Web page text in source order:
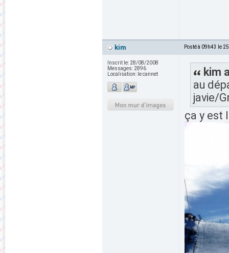
kim Posté à 09h43 le
Inscrit le: 28/08/2008
Messages: 2896
Localisation: le cannet
kim
au
javie/
ça y est